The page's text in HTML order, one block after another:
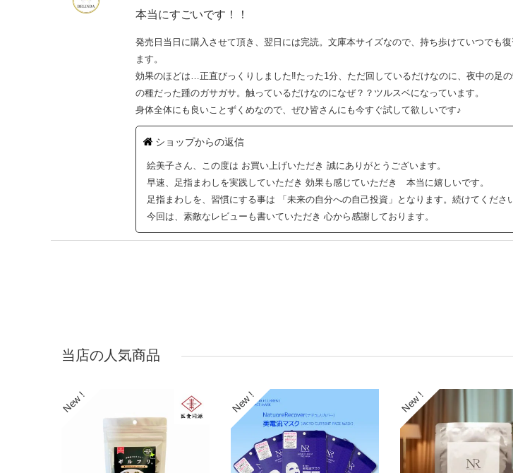
本当にすごいです！！
発売日当日に購入させて頂き、翌日には完読。文庫本サイズなので、持ち歩けていつでも
ます。
効果のほどは…正直びっくりしました‼︎たった1分、ただ回しているだけなのに、夜中の足
の種だった踵のガサガサ。触っているだけなのになぜ？？ツルスベになっています。
身体全体にも良いことずくめなので、ぜひ皆さんにも今すぐ試して欲しいです♪
ショップからの返信
絵美子さん、この度は お買い上げいただき 誠にありがとうございます。
早速、足指まわしを実践していただき 効果も感じていただき 本当に嬉しいです。
足指まわしを、習慣にする事は 「未来の自分への自己投資」となります。続けてくださ
今回は、素敵なレビューも書いていただき 心から感謝しております。
当店の人気商品